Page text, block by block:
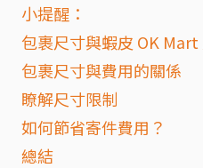
小提醒：
包裹尺寸與蝦皮 OK
包裹尺寸與費用的關係
瞭解尺寸限制
如何節省寄件費用？
總結